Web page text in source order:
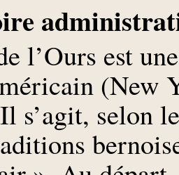
l’Ours est
(New
s’agit, selon